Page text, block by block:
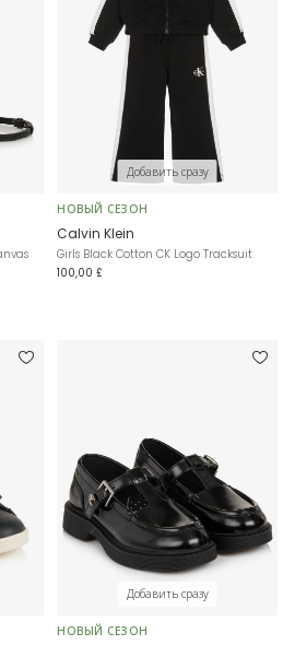
Добавить сразу
НОВЫЙ СЕЗОН
Calvin Klein
Girls Black Cotton CK Logo Tracksuit
100,00 £
Добавить сразу
НОВЫЙ СЕЗОН